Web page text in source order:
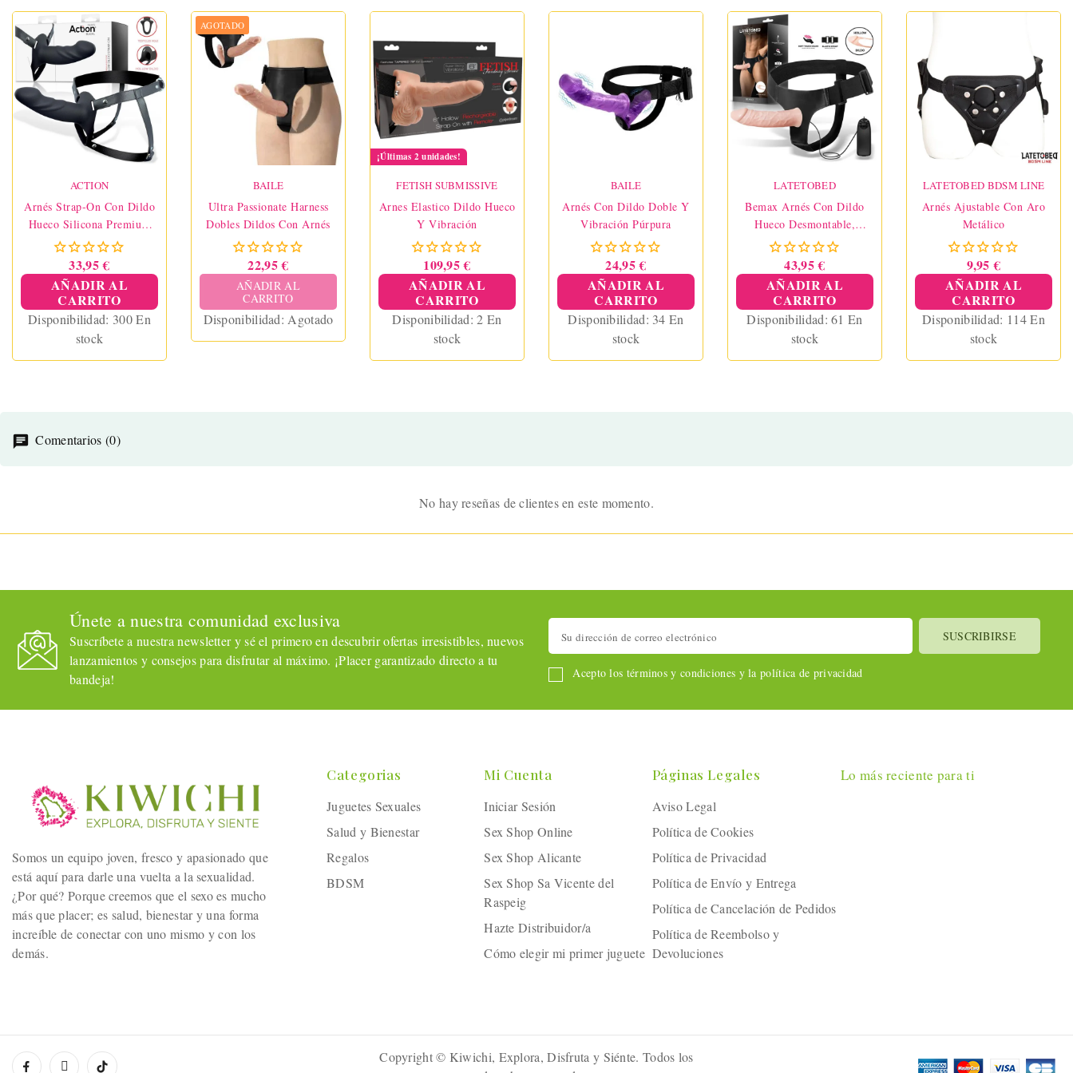
ACTION
Arnés Strap-On Con Dildo
Hueco Silicona Premium
Talla L Negro
33,95 €
AÑADIR AL
CARRITO
Disponibilidad: 300 En
stock
AGOTADO
BAILE
Ultra Passionate Harness
Dobles Dildos Con Arnés
22,95 €
AÑADIR AL
CARRITO
Disponibilidad: Agotado
¡Últimas 2 unidades!
FETISH SUBMISSIVE
Arnes Elastico Dildo Hueco
Y Vibración
109,95 €
AÑADIR AL
CARRITO
Disponibilidad:2 En
stock
BAILE
Arnés Con Dildo Doble Y
Vibración Púrpura
24,95 €
AÑADIR AL
CARRITO
Disponibilidad: 34 En
stock
LATETOBED
Bemax Arnés Con Dildo
Hueco Desmontable,
Vibración Y Control
Remoto
43,95 €
AÑADIR AL
CARRITO
Disponibilidad:61 En
stock
LATETOBED BDSM LINE
Arnés Ajustable Con Aro
Metálico
9,95 €
AÑADIR AL
CARRITO
Disponibilidad: 114 En
stock
Comentarios (0)
No hay reseñas de clientes en este momento.
Únete a nuestra comunidad exclusiva
Suscríbete a nuestra newsletter y sé el primero en descubrir ofertas irresistibles, nuevos
lanzamientos y consejos para disfrutar al máximo. ¡Placer garantizado directo a tu
bandeja!
Acepto los términos y condiciones y la política de privacidad
Somos un equipo joven, fresco y apasionado que
está aquí para darle una vuelta a la sexualidad.
¿Por qué? Porque creemos que el sexo es mucho
más que placer; es salud, bienestar y una forma
increíble de conectar con uno mismo y con los
demás.
Categorias
Juguetes Sexuales
Salud y Bienestar
Regalos
BDSM
Mi Cuenta
Iniciar Sesión
Sex Shop Online
Sex Shop Alicante
Sex Shop Sa Vicente del
Raspeig
Hazte Distribuidor/a
Cómo elegir mi primer juguete
Páginas Legales
Aviso Legal
Política de Cookies
Política de Privacidad
Política de Envío y Entrega
Política de Cancelación de Pedidos
Política de Reembolso y
Devoluciones
Lo más reciente para ti
Copyright © Kiwichi, Explora, Disfruta y Siénte. Todos los